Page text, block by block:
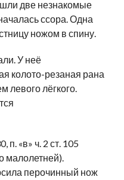
две незнакомые
ссора. Одна
ножом в спину.
У неё
колото-резаная рана
левого лёгкого.
п. «в» ч. 2 ст. 105
малолетней).
перочинный нож